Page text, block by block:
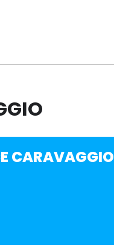
CARAVAGGIO